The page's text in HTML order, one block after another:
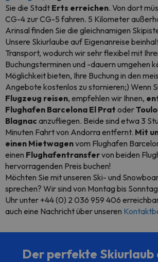
Sie die Stadt Erts erreichen. Von dort
CG-4 zur CG-5 fahren. 5 Kilometer
Arinsal finden Sie die gleichnamigen
Unsere Skiurlaube auf Eigenanreise
Transport, wodurch wir sehr flexibel mit
Buchungsterminen und -dauern umgehen
Möglichkeit bieten, Ihre Buchung in den
Angebote kostenlos zu stornieren;) Wenn
Flugzeug reisen, empfehlen wir Ihnen,
Flughafen Barcelona El Prat oder
Blagnac anzufliegen. Beide sind etwa 3
Minuten Fahrt von Andorra entfernt. Mit
einen Mietwagenvom Flughafen
einen Flughafentransfervon beiden
hervorragenden Preis buchen!
Möchten Sie mit unseren Ski- und
sprechen? Wir sind von Montag bis
Uhr unter +44 (0) 2 036 959 406
auch eine Nachricht über unseren
Der perfekte